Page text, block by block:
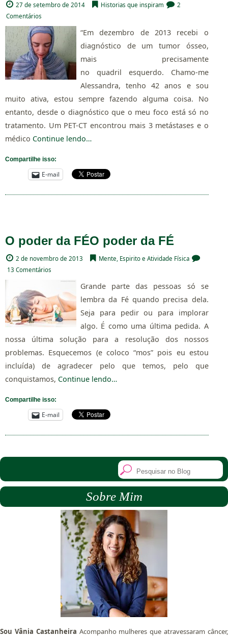
27 de setembro de 2014 Historias que inspiram
2
Comentários
“Em dezembro de 2013 recebi o
diagnóstico de um tumor ósseo,
mais precisamente
no quadril esquerdo. Chamo-me
Alessandra, tenho 42 anos e sou
muito ativa, estou sempre fazendo alguma coisa. No
entanto, desde o diagnóstico que o meu foco está só no
tratamento. Um PET-CT encontrou mais 3 metástases e o
médico Continue lendo…
Compartilhe isso:
E-mail
O poder da FÉO poder da FÉ
2 de novembro de 2013
Mente, Espirito e Atividade Física
13 Comentários
Grande parte das pessoas só se
lembra da Fé quando precisa dela.
Seja para pedir ou para implorar
algo. É como uma última pedida. A
nossa última solução para a resolução dos nossos
problemas. Esquecemos (e coloco “mos” pois eu estou
incluída) de agradecer pelo que temos, pelo que
conquistamos, Continue lendo…
Compartilhe isso:
E-mail
Sobre Mim
Sou Vânia Castanheira Acompanho mulheres que atravessaram câncer,